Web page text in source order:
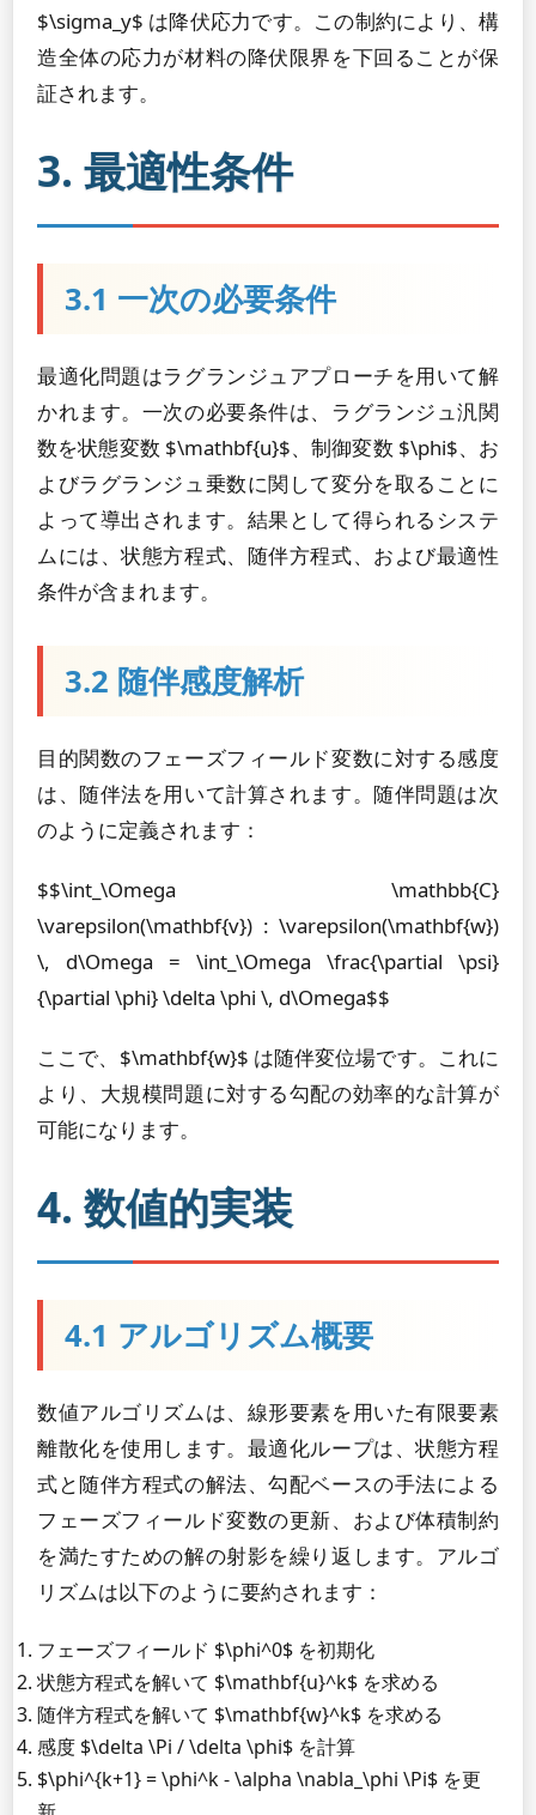
$\sigma_y$ は降伏応力です。この制約により、構
造全体の応力が材料の降伏限界を下回ることが保
証されます。
3. 最適性条件
3.1 一次の必要条件
最適化問題はラグランジュアプローチを用いて解
かれます。一次の必要条件は、ラグランジュ汎関
数を状態変数 $\mathbf{u}$、制御変数 $\phi$、お
よびラグランジュ乗数に関して変分を取ることに
よって導出されます。結果として得られるシステ
ムには、状態方程式、随伴方程式、および最適性
条件が含まれます。
3.2 随伴感度解析
目的関数のフェーズフィールド変数に対する感度
は、随伴法を用いて計算されます。随伴問題は次
のように定義されます：
$$\int_\Omega \mathbb{C}
\varepsilon(\mathbf{v}) : \varepsilon(\mathbf{w})
\, d\Omega = \int_\Omega \frac{\partial \psi}
{\partial \phi} \delta \phi \, d\Omega$$
ここで、$\mathbf{w}$ は随伴変位場です。これに
より、大規模問題に対する勾配の効率的な計算が
可能になります。
4. 数値的実装
4.1 アルゴリズム概要
数値アルゴリズムは、線形要素を用いた有限要素
離散化を使用します。最適化ループは、状態方程
式と随伴方程式の解法、勾配ベースの手法による
フェーズフィールド変数の更新、および体積制約
を満たすための解の射影を繰り返します。アルゴ
リズムは以下のように要約されます：
フェーズフィールド $\phi^0$ を初期化
状態方程式を解いて $\mathbf{u}^k$ を求める
随伴方程式を解いて $\mathbf{w}^k$ を求める
感度 $\delta \Pi / \delta \phi$ を計算
$\phi^{k+1} = \phi^k - \alpha \nabla_\phi \Pi$ を更